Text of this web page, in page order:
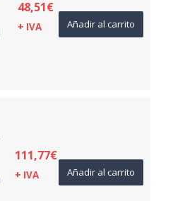
48,51€
+ IVA Añadir al carrito
111,77€
+ IVA Añadir al carrito